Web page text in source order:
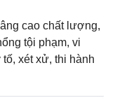
cao chất lượng,
tội phạm, vi
xét xử, thi hành